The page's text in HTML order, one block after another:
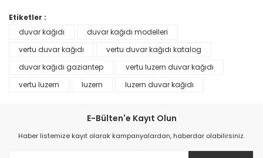
Etiketler :
duvar kağıdı
duvar kağıdı modelleri
vertu duvar kağıdı
vertu duvar kağıdı katalog
duvar kağıdı gaziantep
vertu luzern duvar kağıdı
vertu luzern
luzern luzern duvar kağıdı
E-Bülten'e Kayıt Olun
Haber listemize kayıt olarak kampanyalardan, haberdar olabilirsiniz.